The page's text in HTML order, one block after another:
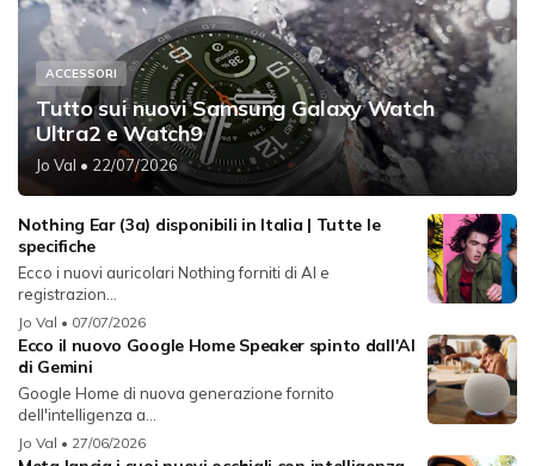
ACCESSORI
Tutto sui nuovi Samsung Galaxy Watch
Ultra2 e Watch9
Jo Val • 22/07/2026
Nothing Ear (3a) disponibili in Italia | Tutte le
specifiche
Ecco i nuovi auricolari Nothing forniti di AI e
registrazion...
Jo Val • 07/07/2026
Ecco il nuovo Google Home Speaker spinto dall'AI
di Gemini
Google Home di nuova generazione fornito
dell'intelligenza a...
Jo Val • 27/06/2026